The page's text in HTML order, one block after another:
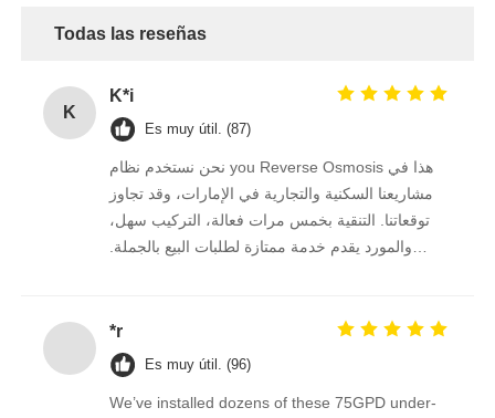
Medidor de flujo
soporte RO
Todas las reseñas
K
K*i
Es muy útil. (87)
نحن نستخدم نظام you Reverse Osmosis هذا في
مشاريعنا السكنية والتجارية في الإمارات، وقد تجاوز
توقعاتنا. التنقية بخمس مرات فعالة، التركيب سهل،
والمورد يقدم خدمة ممتازة لطلبات البيع بالجملة.
*r
Es muy útil. (96)
We’ve installed dozens of these 75GPD under-